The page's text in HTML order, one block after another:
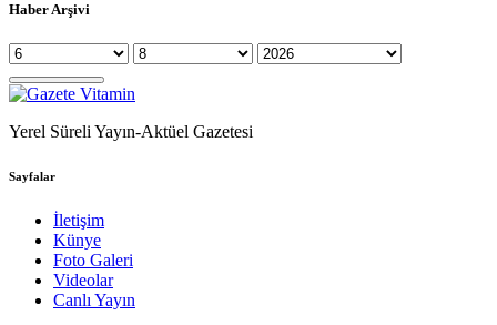
Haber Arşivi
Yerel Süreli Yayın-Aktüel Gazetesi
Sayfalar
İletişim
Künye
Foto Galeri
Videolar
Canlı Yayın